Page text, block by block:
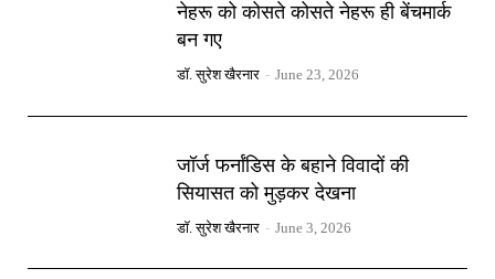
नेहरू को कोसते कोसते नेहरू ही बेंचमार्क
बन गए
डॉ. सुरेश खैरनार - June 23, 2026
जॉर्ज फर्नांडिस के बहाने विवादों की
सियासत को मुड़कर देखना
डॉ. सुरेश खैरनार - June 3, 2026